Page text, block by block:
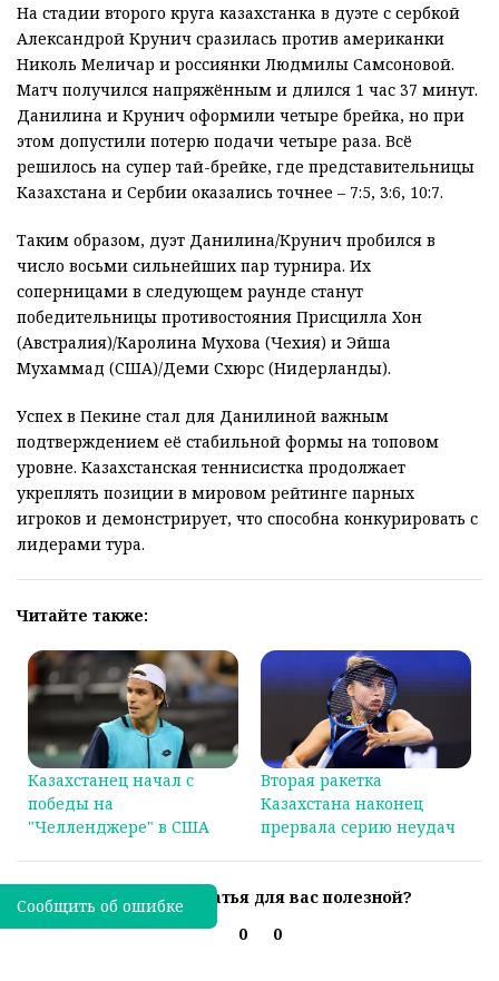
На стадии второго круга казахстанка в дуэте с сербкой
Александрой Крунич сразилась против американки
Николь Меличар и россиянки Людмилы Самсоновой.
Матч получился напряжённым и длился 1 час 37 минут.
Данилина и Крунич оформили четыре брейка, но при
этом допустили потерю подачи четыре раза. Всё
решилось на супер тай-брейке, где представительницы
Казахстана и Сербии оказались точнее – 7:5, 3:6, 10:7.
Таким образом, дуэт Данилина/Крунич пробился в
число восьми сильнейших пар турнира. Их
соперницами в следующем раунде станут
победительницы противостояния Присцилла Хон
(Австралия)/Каролина Мухова (Чехия) и Эйша
Мухаммад (США)/Деми Схюрс (Нидерланды).
Успех в Пекине стал для Данилиной важным
подтверждением её стабильной формы на топовом
уровне. Казахстанская теннисистка продолжает
укреплять позиции в мировом рейтинге парных
игроков и демонстрирует, что способна конкурировать с
лидерами тура.
Читайте также:
Казахстанец начал с
победы на
"Челленджере" в США
Вторая ракетка
Казахстана наконец
прервала серию неудач
Была ли эта статья для вас полезной?
0
0
Сообщить об ошибке